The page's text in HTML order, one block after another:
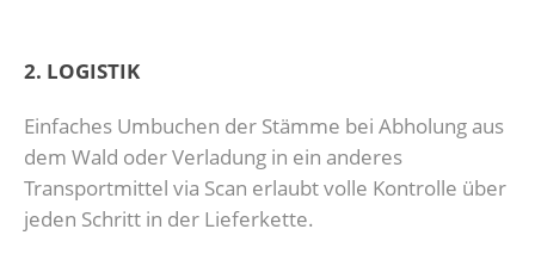
2. LOGISTIK
Einfaches Umbuchen der Stämme bei Abholung aus
dem Wald oder Verladung in ein anderes
Transportmittel via Scan erlaubt volle Kontrolle über
jeden Schritt in der Lieferkette.